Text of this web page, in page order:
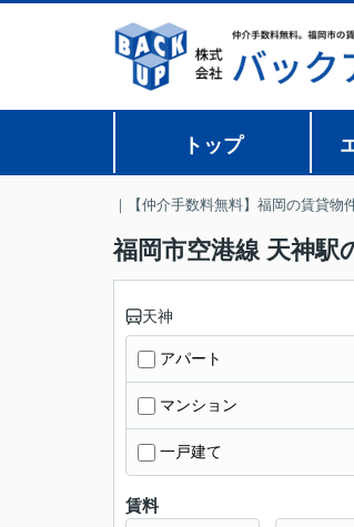
トップ
｜【仲介手数料無料】福岡の賃貸物
福岡市空港線 天神駅
天神
アパート
マンション
一戸建て
賃料